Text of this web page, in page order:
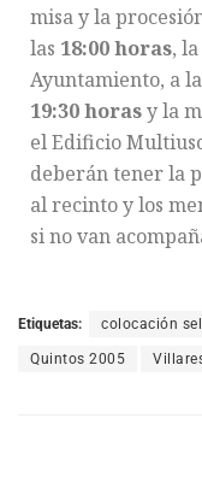
misa y la
las 18:00 horas,
Ayuntamiento, a
19:30 horasy la
el Edificio
deberán tener la
al recinto y los
si no van
Etiquetas: colocación
Quintos 2005